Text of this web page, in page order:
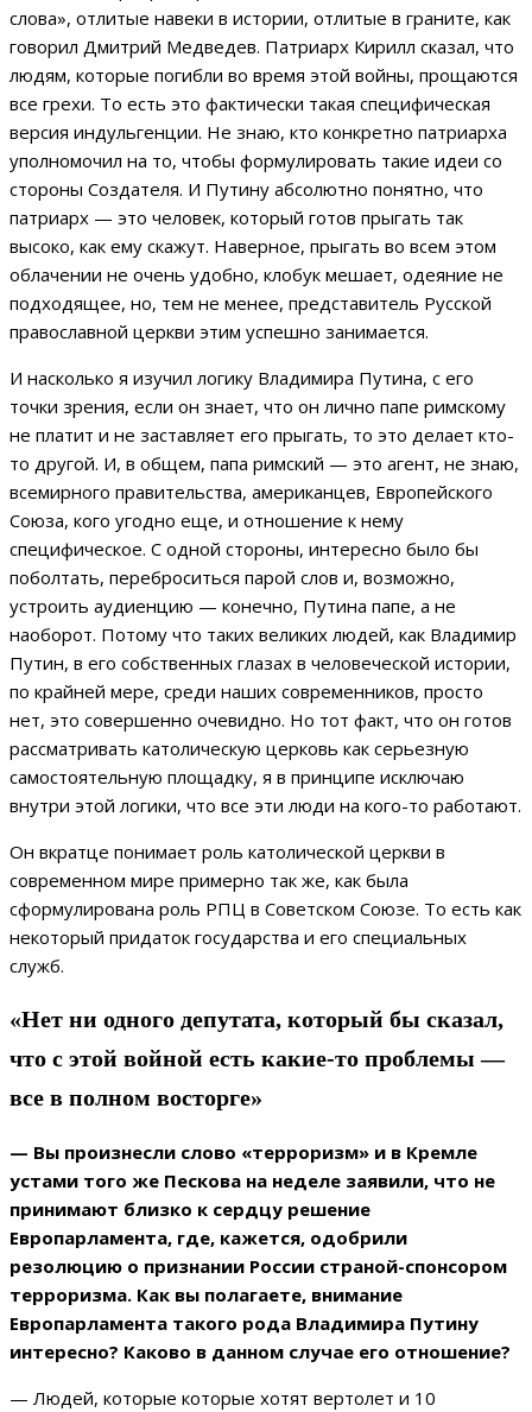
слова», отлитые навеки в истории, отлитые в граните, как
говорил Дмитрий Медведев. Патриарх Кирилл сказал, что
людям, которые погибли во время этой войны, прощаются
все грехи. То есть это фактически такая специфическая
версия индульгенции. Не знаю, кто конкретно патриарха
уполномочил на то, чтобы формулировать такие идеи со
стороны Создателя. И Путину абсолютно понятно, что
патриарх — это человек, который готов прыгать так
высоко, как ему скажут. Наверное, прыгать во всем этом
облачении не очень удобно, клобук мешает, одеяние не
подходящее, но, тем не менее, представитель Русской
православной церкви этим успешно занимается.
И насколько я изучил логику Владимира Путина, с его
точки зрения, если он знает, что он лично папе римскому
не платит и не заставляет его прыгать, то это делает кто-
то другой. И, в общем, папа римский — это агент, не знаю,
всемирного правительства, американцев, Европейского
Союза, кого угодно еще, и отношение к нему
специфическое. С одной стороны, интересно было бы
поболтать, переброситься парой слов и, возможно,
устроить аудиенцию — конечно, Путина папе, а не
наоборот. Потому что таких великих людей, как Владимир
Путин, в его собственных глазах в человеческой истории,
по крайней мере, среди наших современников, просто
нет, это совершенно очевидно. Но тот факт, что он готов
рассматривать католическую церковь как серьезную
самостоятельную площадку, я в принципе исключаю
внутри этой логики, что все эти люди на кого-то работают.
Он вкратце понимает роль католической церкви в
современном мире примерно так же, как была
сформулирована роль РПЦ в Советском Союзе. То есть как
некоторый придаток государства и его специальных
служб.
«Нет ни одного депутата, который бы сказал,
что с этой войной есть какие-то проблемы —
все в полном восторге»
— Вы произнесли слово «терроризм» и в Кремле
устами того же Пескова на неделе заявили, что не
принимают близко к сердцу решение
Европарламента, где, кажется, одобрили
резолюцию о признании России страной-спонсором
терроризма. Как вы полагаете, внимание
Европарламента такого рода Владимира Путину
интересно? Каково в данном случае его отношение?
— Людей, которые которые хотят вертолет и 10